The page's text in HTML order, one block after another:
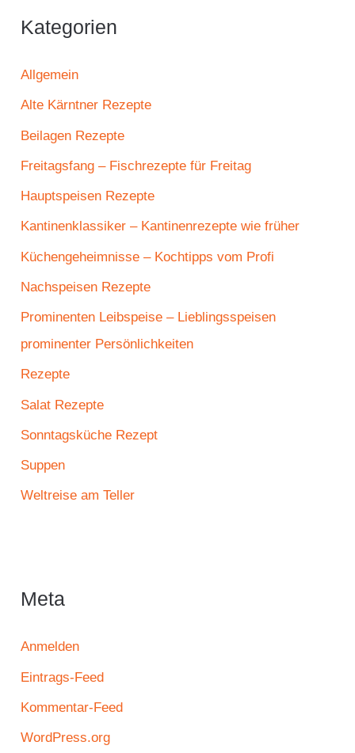
Kategorien
Allgemein
Alte Kärntner Rezepte
Beilagen Rezepte
Freitagsfang – Fischrezepte für Freitag
Hauptspeisen Rezepte
Kantinenklassiker – Kantinenrezepte wie früher
Küchengeheimnisse – Kochtipps vom Profi
Nachspeisen Rezepte
Prominenten Leibspeise – Lieblingsspeisen
prominenter Persönlichkeiten
Rezepte
Salat Rezepte
Sonntagsküche Rezept
Suppen
Weltreise am Teller
Meta
Anmelden
Eintrags-Feed
Kommentar-Feed
WordPress.org